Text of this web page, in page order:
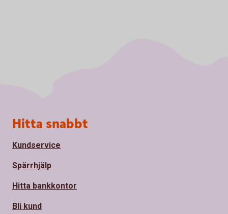
Sidfot
Hitta snabbt
Kundservice
Spärrhjälp
Hitta bankkontor
Bli kund